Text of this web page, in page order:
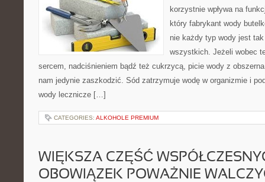
korzystnie wpływa na
który fabrykant wody
nie każdy typ wody jest
wszystkich. Jeżeli wobec
sercem, nadciśnieniem bądź też cukrzycą, picie wody z
nam jedynie zaszkodzić. Sód zatrzymuje wodę w organizmie i
wody lecznicze […]
CATEGORIES: ALKOHOLE PREMIUM
WIĘKSZA CZĘŚĆ
OBOWIĄZEK POWAŻNIE